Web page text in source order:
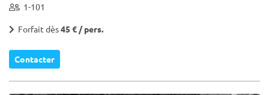
1-101
Forfait dès45 € / pers.
Contacter